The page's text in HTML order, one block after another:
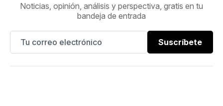
Noticias, opinión, análisis y perspectiva, gratis en tu
bandeja de entrada
Suscríbete